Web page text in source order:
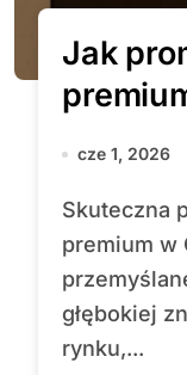
Jak
cze 1, 2026
Skuteczna promocja produktów
premium w
głębokiej
rynku,...